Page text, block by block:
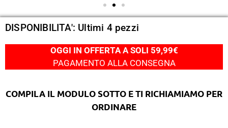
DISPONIBILITA': Ultimi 4 pezzi
OGGI IN OFFERTA A SOLI 59,99€
PAGAMENTO ALLA CONSEGNA
COMPILA IL MODULO SOTTO E TI RICHIAMIAMO PER
ORDINARE